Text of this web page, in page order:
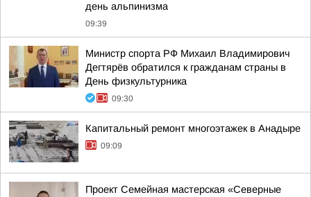
день альпинизма
09:39
Министр спорта РФ Михаил Владимирович
Дегтярёв обратился к гражданам страны в
День физкультурника
09:30
Капитальный ремонт многоэтажек в Анадыре
09:09
Проект Семейная мастерская «Северные